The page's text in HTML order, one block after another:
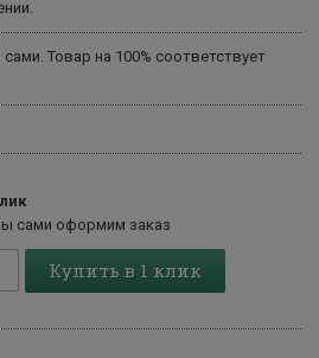
Товар на 100% соответствует
сами оформим заказ
Купить в 1 клик